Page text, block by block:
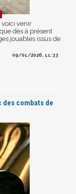
voici venir
dès à présent
jouables issus de
09/01/2026, 11:33
des combats de